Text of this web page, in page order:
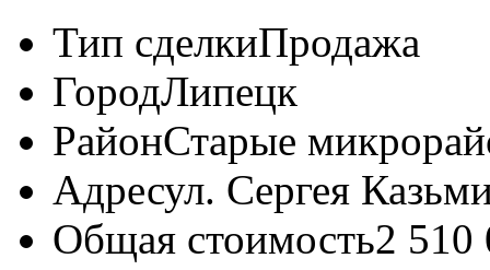
Тип сделкиПродажа
ГородЛипецк
РайонСтарые
Адресул. Сергея
Общая стоимость2 510